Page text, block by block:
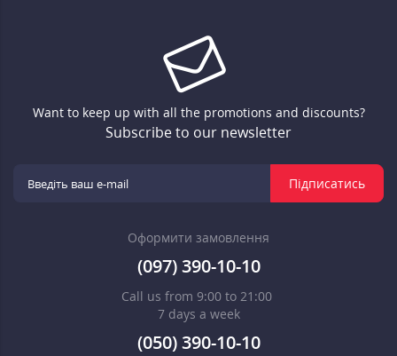
Want to keep up with all the promotions and discounts?
Subscribe to our newsletter
Підписатись
Оформити замовлення
(097) 390-10-10
Call us from 9:00 to 21:00
7 days a week
(050) 390-10-10